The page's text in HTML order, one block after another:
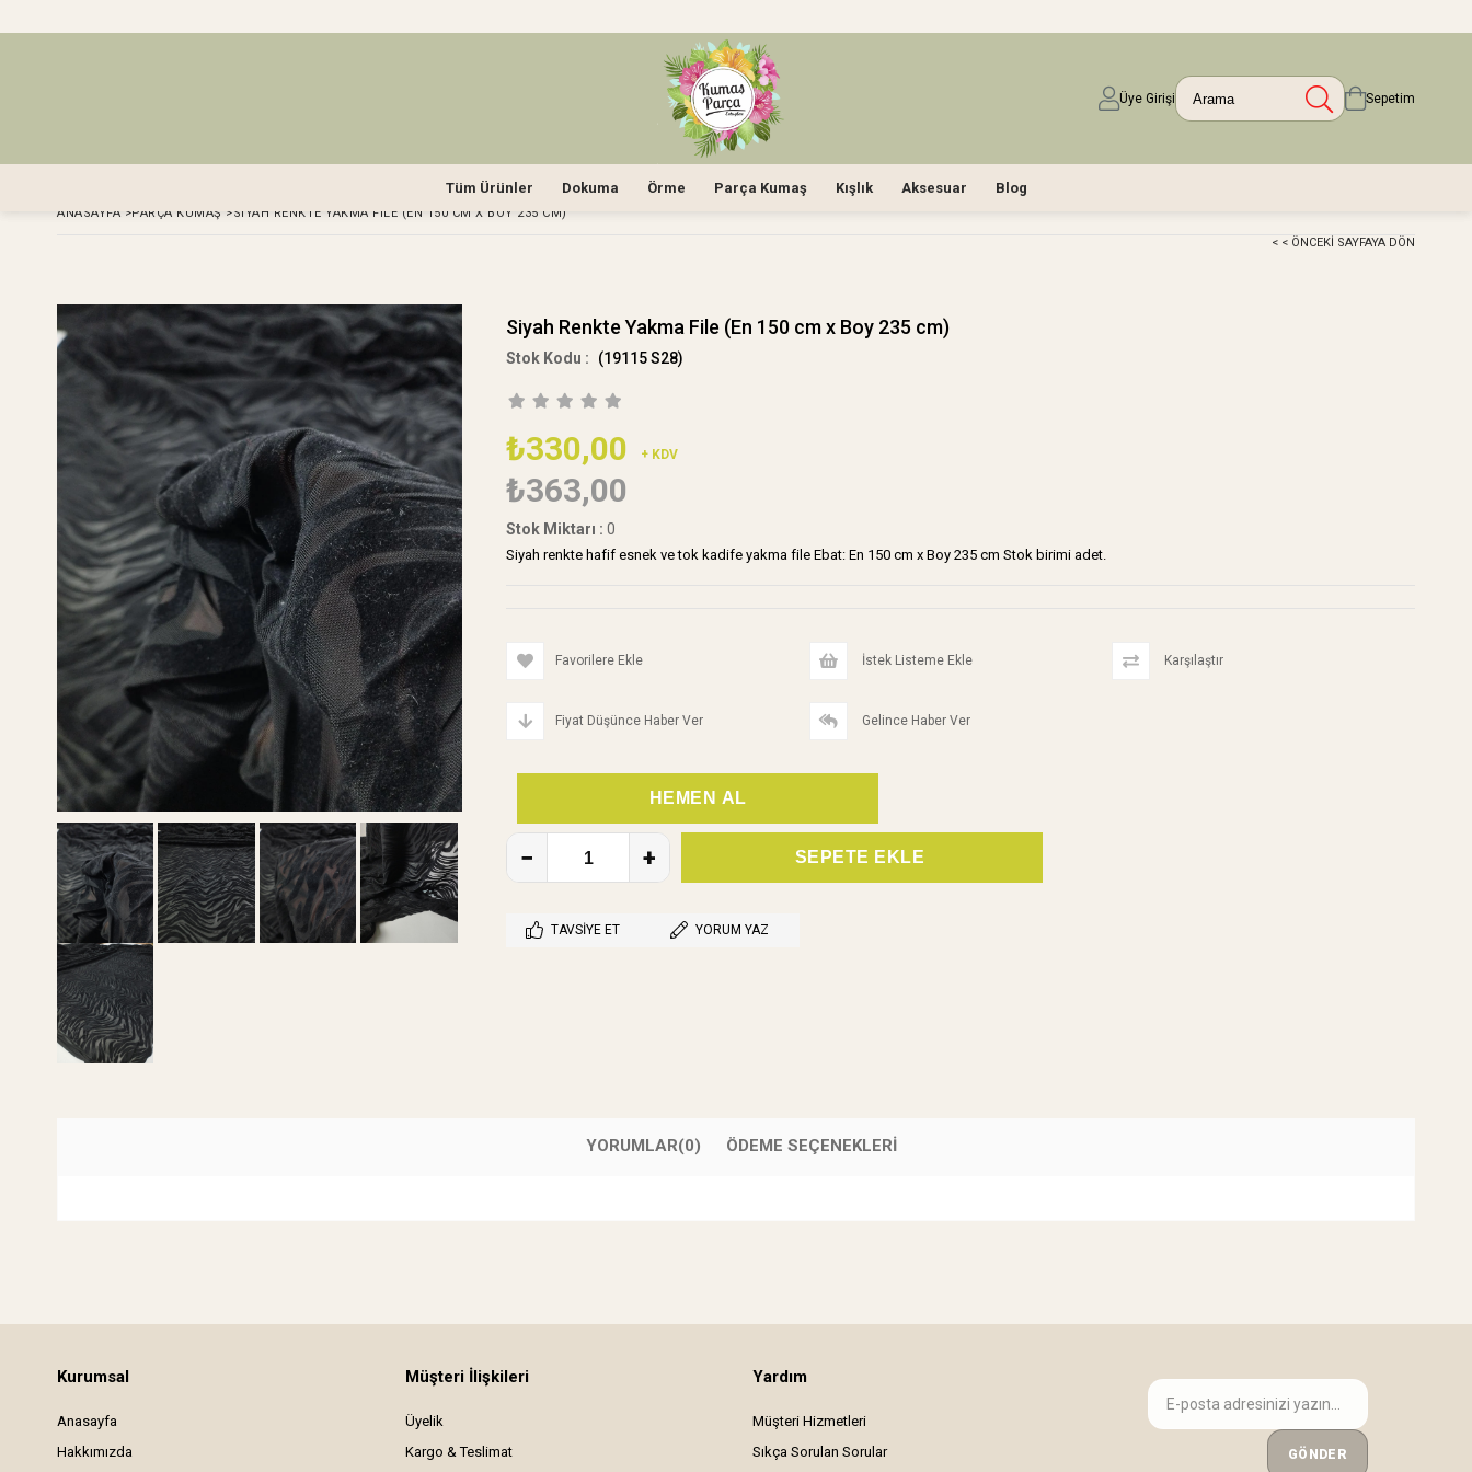
Üye Girişi Sepetim
Tüm Ürünler Dokuma Örme Parça Kumaş Kışlık Aksesuar Blog
ANASAYFA >PARÇA KUMAŞ >SIYAH RENKTE YAKMA FILE (EN 150 CM X BOY 235 CM)
< < ÖNCEKI SAYFAYA DÖN
Siyah Renkte Yakma File (En 150 cm x Boy 235 cm)
(19115 S28)
₺330,00 + KDV
₺363,00
Stok Miktarı : 0
Siyah renkte hafif esnek ve tok kadife yakma file Ebat: En 150 cm x Boy 235 cm Stok birimi adet.
Favorilere Ekle İstek Listeme Ekle Karşılaştır
Fiyat Düşünce Haber Ver Gelince Haber Ver
TAVSIYE ET YORUM YAZ
YORUMLAR(0) ÖDEME SEÇENEKLERI
Kurumsal
Anasayfa
Hakkımızda
Müşteri İlişkileri
Üyelik
Kargo & Teslimat
Yardım
Müşteri Hizmetleri
Sıkça Sorulan Sorular
GÖNDER